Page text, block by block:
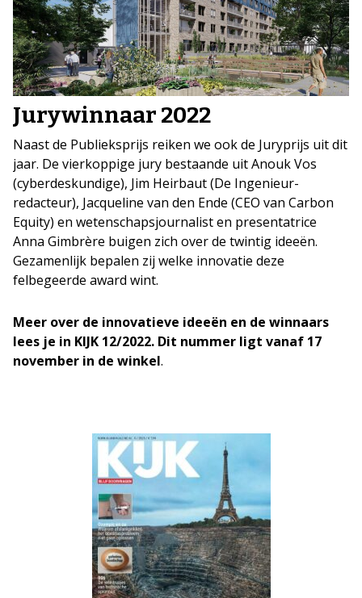
Jurywinnaar 2022
Naast de Publieksprijs reiken we ook de Juryprijs uit dit
jaar. De vierkoppige jury bestaande uit Anouk Vos
(cyberdeskundige), Jim Heirbaut (De Ingenieur-
redacteur), Jacqueline van den Ende (CEO van Carbon
Equity) en wetenschapsjournalist en presentatrice
Anna Gimbrère buigen zich over de twintig ideeën.
Gezamenlijk bepalen zij welke innovatie deze
felbegeerde award wint.
Meer over de innovatieve ideeën en de winnaars
lees je in KIJK 12/2022. Dit nummer ligt vanaf 17
november in de winkel.